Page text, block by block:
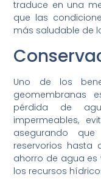
traduce en una
que las
más saludable de
Uno de los
geomembranas
pérdida de
impermeables,
asegurando
reservorios hasta
ahorro de agua es
los recursos